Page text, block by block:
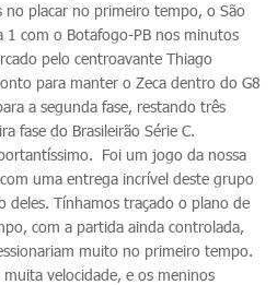
no placar no primeiro tempo, o São
1 com o Botafogo-PB nos minutos
pelo centroavante Thiago
para manter o Zeca dentro do G8
a segunda fase, restando três
fase do Brasileirão Série C.
Foi um jogo da nossa
uma entrega incrível deste grupo
deles. Tínhamos traçado o plano de
com a partida ainda controlada,
muito no primeiro tempo.
velocidade, e os meninos